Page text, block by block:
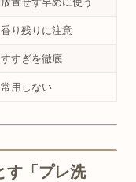
香り残りに注意
すすぎを徹底
常用しない
す「プレ洗